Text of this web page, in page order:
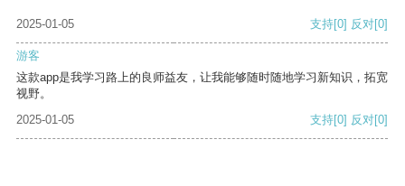
2025-01-05 支持[0] 反对[0]
游客
这款app是我学习路上的良师益友，让我能够随时随地学习新知识，拓宽
视野。
2025-01-05
支持[0] 反对[0]